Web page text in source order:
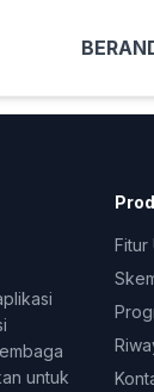
atau tidak
untuk
Fitur